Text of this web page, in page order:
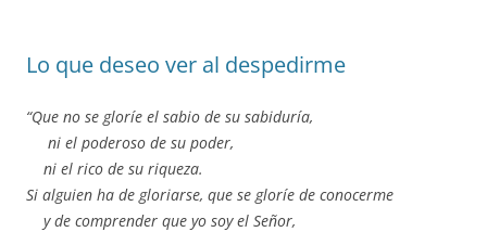
Lo que deseo ver al despedirme
“Que no se gloríe el sabio de su sabiduría,
ni el poderoso de su poder,
ni el rico de su riqueza.
Si alguien ha de gloriarse, que se gloríe de conocerme
y de comprender que yo soy el Señor,